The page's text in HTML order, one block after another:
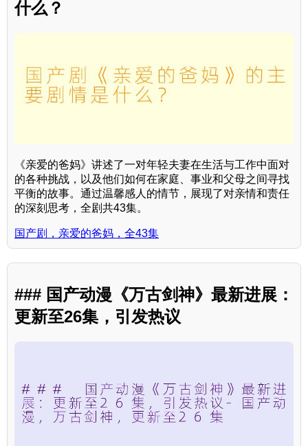
什么？
《亲爱的爸妈》讲述了一对年轻夫妻在生活与工作中面对
的各种挑战，以及他们如何在家庭、事业和父母之间寻找
平衡的故事。通过温馨感人的情节，展现了对亲情和责任
的深刻思考，全剧共43集。
国产剧，亲爱的爸妈，全43集
### 国产动漫《万古剑神》最新进展：
更新至26集，引发热议